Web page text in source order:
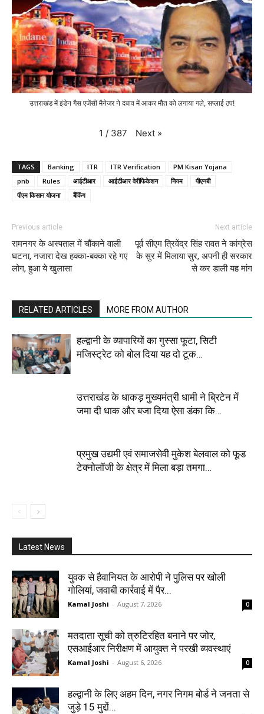
उत्तराखंड में इंडेन गैस एजेंसी मैनेजर ने दबाव में आकर मौत को लगाया गले, सप्लाई ठप!
1 / 387 Next »
TAGS Banking ITR ITR Verification
PM Kisan Yojana
pnb
Rules आईटीआर आईटीआर वेरीफिकेशन नियम
पीएनबी
पीएम किसान योजना
बैंकिंग
Previous article
रामनगर के अस्पताल में चौंकाने वाली
घटना, नजारा देख हक्का-बक्का रहे गए
लोग, हुआ ये खुलासा
Next article
पूर्व सीएम त्रिवेंद्र सिंह रावत ने कांग्रेस
के सुर में मिलाया सुर, अपनी ही सरकार
से कर डाली यह मांग
RELATED ARTICLES MORE FROM AUTHOR
हल्द्वानी के व्यापारियों का गुस्सा फूटा, सिटी
मजिस्ट्रेट को बोल दिया यह दो टूक…
उत्तराखंड के धाकड़ मुख्यमंत्री धामी ने ब्रिटेन में
जमा दी धाक और बजा दिया ऐसा डंका कि…
प्रमुख उद्यमी एवं समाजसेवी मुकेश बेलवाल को फूड
टेक्नोलॉजी के क्षेत्र में मिला बड़ा तमगा…
Latest News
युवक से हैवानियत के आरोपी ने पुलिस पर खोली
गोलियां, जवाबी कार्रवाई में पैर...
Kamal Joshi - August 7, 2026 0
मतदाता सूची को त्रुटिरहित बनाने पर जोर,
एसआईआर निरीक्षण में आयुक्त ने परखी व्यवस्थाएं
Kamal Joshi - August 6, 2026 0
हल्द्वानी के लिए अहम दिन, नगर निगम बोर्ड ने जनता से
जुड़े 15 मुद्दों...